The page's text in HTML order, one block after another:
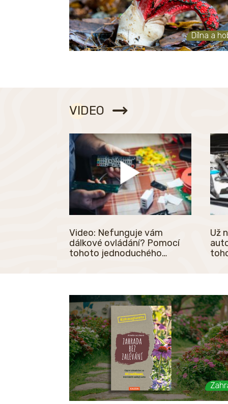
Dílna a
VIDEO
Video: Nefunguje vám
dálkové ovládání? Pomocí
tohoto jednoduchého
minuty sami doma
Už